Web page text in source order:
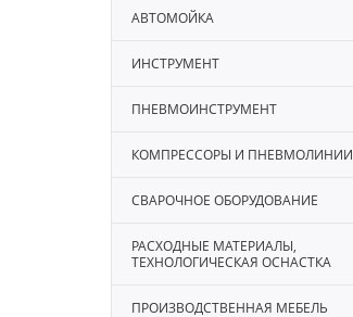
АВТОМОЙКА
ИНСТРУМЕНТ
ПНЕВМОИНСТРУМЕНТ
КОМПРЕССОРЫ И ПНЕВМОЛИНИИ
СВАРОЧНОЕ ОБОРУДОВАНИЕ
РАСХОДНЫЕ МАТЕРИАЛЫ,
ТЕХНОЛОГИЧЕСКАЯ ОСНАСТКА
ПРОИЗВОДСТВЕННАЯ МЕБЕЛЬ